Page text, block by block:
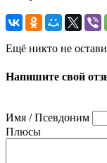
Ещё никто не
Напишите свой
Имя / Псевдоним
Плюсы